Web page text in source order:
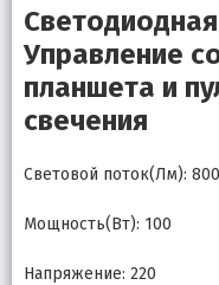
Управление
планшета и
свечения
Световой поток(Лм):
Мощность(Вт): 100
Напряжение: 220